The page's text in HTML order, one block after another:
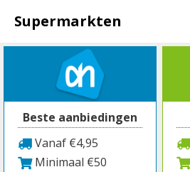
naar
inhoud
Supermarkten
Beste aanbiedingen
Vanaf €4,95
Minimaal €50